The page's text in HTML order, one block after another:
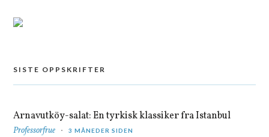
SISTE OPPSKRIFTER
Arnavutköy-salat: En tyrkisk klassiker fra Istanbul
Professorfrue 3 MÅNEDER SIDEN